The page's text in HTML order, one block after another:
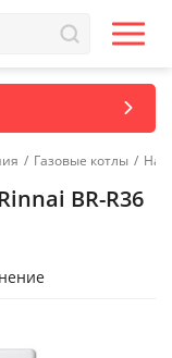
/ Газовые котлы /
BR-R36